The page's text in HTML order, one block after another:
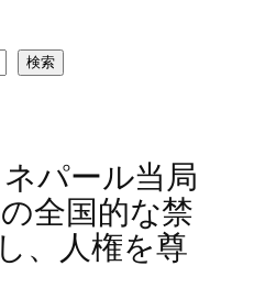
検索
パール当局
全国的な禁
、人権を尊